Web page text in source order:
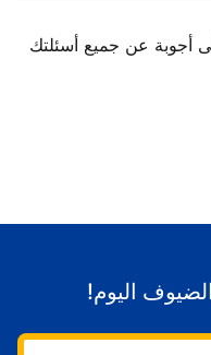
أجوبة عن جميع أسئلتك
اليوم!